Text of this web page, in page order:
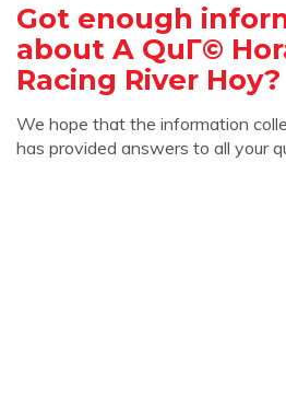
Got enough
about A QuГ©
Racing River Hoy?
We hope that the information
has provided answers to all your